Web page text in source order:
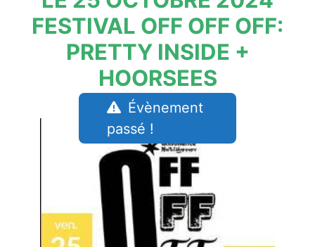
FESTIVAL OFF OFF OFF:
PRETTY INSIDE +
HOORSEES
Évènement
passé !